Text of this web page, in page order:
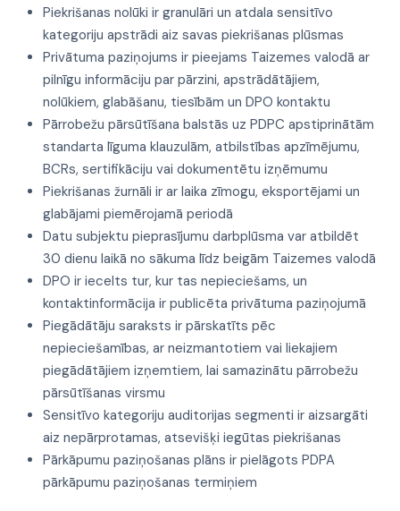
Piekrišanas nolūki ir granulāri un atdala sensitīvo
kategoriju apstrādi aiz savas piekrišanas plūsmas
Privātuma paziņojums ir pieejams Taizemes valodā ar
pilnīgu informāciju par pārzini, apstrādātājiem,
nolūkiem, glabāšanu, tiesībām un DPO kontaktu
Pārrobežu pārsūtīšana balstās uz PDPC apstiprinātām
standarta līguma klauzulām, atbilstības apzīmējumu,
BCRs, sertifikāciju vai dokumentētu izņēmumu
Piekrišanas žurnāli ir ar laika zīmogu, eksportējami un
glabājami piemērojamā periodā
Datu subjektu pieprasījumu darbplūsma var atbildēt
30 dienu laikā no sākuma līdz beigām Taizemes valodā
DPO ir iecelts tur, kur tas nepieciešams, un
kontaktinformācija ir publicēta privātuma paziņojumā
Piegādātāju saraksts ir pārskatīts pēc
nepieciešamības, ar neizmantotiem vai liekajiem
piegādātājiem izņemtiem, lai samazinātu pārrobežu
pārsūtīšanas virsmu
Sensitīvo kategoriju auditorijas segmenti ir aizsargāti
aiz nepārprotamas, atsevišķi iegūtas piekrišanas
Pārkāpumu paziņošanas plāns ir pielāgots PDPA
pārkāpumu paziņošanas termiņiem